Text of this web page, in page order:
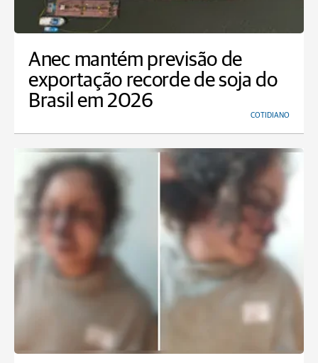
Anec mantém previsão de
exportação recorde de soja do
Brasil em 2026
COTIDIANO